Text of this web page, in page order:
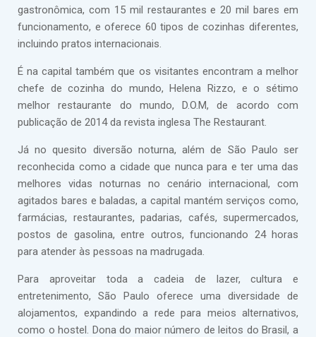
gastronômica, com 15 mil restaurantes e 20 mil bares em
funcionamento, e oferece 60 tipos de cozinhas diferentes,
incluindo pratos internacionais.
É na capital também que os visitantes encontram a melhor
chefe de cozinha do mundo, Helena Rizzo, e o sétimo
melhor restaurante do mundo, D.O.M, de acordo com
publicação de 2014 da revista inglesa The Restaurant.
Já no quesito diversão noturna, além de São Paulo ser
reconhecida como a cidade que nunca para e ter uma das
melhores vidas noturnas no cenário internacional, com
agitados bares e baladas, a capital mantém serviços como,
farmácias, restaurantes, padarias, cafés, supermercados,
postos de gasolina, entre outros, funcionando 24 horas
para atender às pessoas na madrugada.
Para aproveitar toda a cadeia de lazer, cultura e
entretenimento, São Paulo oferece uma diversidade de
alojamentos, expandindo a rede para meios alternativos,
como o hostel. Dona do maior número de leitos do Brasil, a